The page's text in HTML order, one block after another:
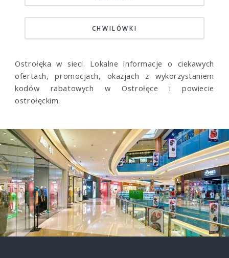
CHWILÓWKI
Ostrołęka w sieci. Lokalne informacje o ciekawych
ofertach, promocjach, okazjach z wykorzystaniem
kodów rabatowych w Ostrołęce i powiecie
ostrołęckim.